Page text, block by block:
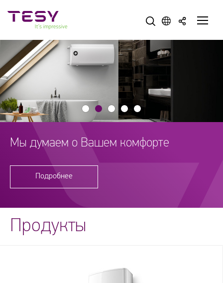
Мы думаем о Вашем комфорте
Подробнее
Продукты